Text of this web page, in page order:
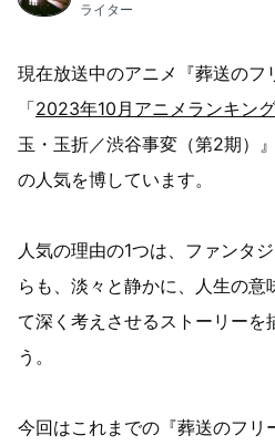
ライター
現在放送中のアニメ『葬送の
「2023年10月アニメランキング
玉・玉折／渋谷事変（第2期）
の人気を博しています。
人気の理由の1つは、ファンタ
らも、淡々と静かに、人生の
て深く考えさせるストーリーを
う。
今回はこれまでの『葬送のフリ